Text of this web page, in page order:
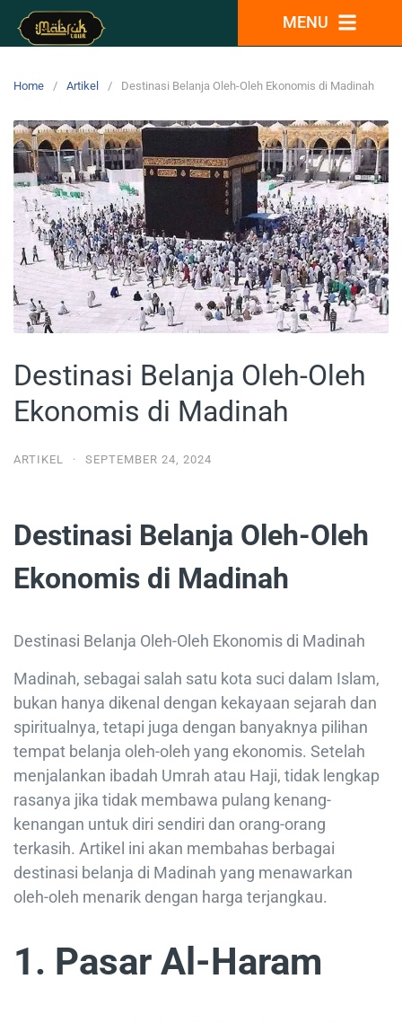
MENU
Home Artikel Destinasi Belanja Oleh-Oleh Ekonomis di Madinah
Destinasi Belanja Oleh-Oleh
Ekonomis di Madinah
ARTIKEL · SEPTEMBER 24, 2024
Destinasi Belanja Oleh-Oleh
Ekonomis di Madinah
Destinasi Belanja Oleh-Oleh Ekonomis di Madinah
Madinah, sebagai salah satu kota suci dalam Islam,
bukan hanya dikenal dengan kekayaan sejarah dan
spiritualnya, tetapi juga dengan banyaknya pilihan
tempat belanja oleh-oleh yang ekonomis. Setelah
menjalankan ibadah Umrah atau Haji, tidak lengkap
rasanya jika tidak membawa pulang kenang-
kenangan untuk diri sendiri dan orang-orang
terkasih. Artikel ini akan membahas berbagai
destinasi belanja di Madinah yang menawarkan
oleh-oleh menarik dengan harga terjangkau.
1. Pasar Al-Haram